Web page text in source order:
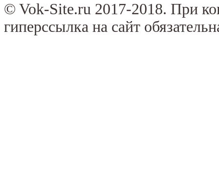
© Vok-Site.ru 2017-2018. При
гиперссылка на сайт